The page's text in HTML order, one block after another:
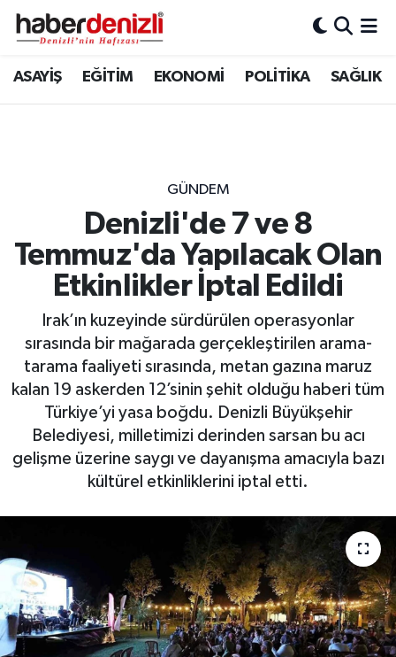
ASAYİŞ EĞİTİM EKONOMİ POLİTİKA SAĞLIK
GÜNDEM
Denizli'de 7 ve 8
Temmuz'da Yapılacak Olan
Etkinlikler İptal Edildi
Irak’ın kuzeyinde sürdürülen operasyonlar
sırasında bir mağarada gerçekleştirilen arama-
tarama faaliyeti sırasında, metan gazına maruz
kalan 19 askerden 12’sinin şehit olduğu haberi tüm
Türkiye’yi yasa boğdu. Denizli Büyükşehir
Belediyesi, milletimizi derinden sarsan bu acı
gelişme üzerine saygı ve dayanışma amacıyla bazı
kültürel etkinliklerini iptal etti.
Denizli Nöbetçi Eczaneler
Tüm Manşetler
Son Dakika Haberleri
Haber Arşivi